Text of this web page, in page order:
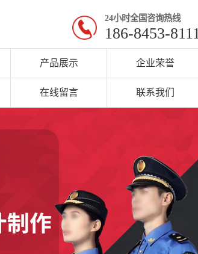
24小时全国咨询热线
186-8453-8111
产品展示 企业荣誉
在线留言 联系我们